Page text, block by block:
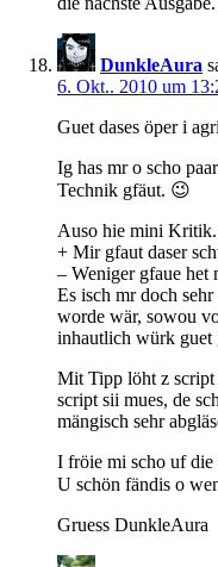
DunkleAura
6. Okt.. 2010 um
Guet dases öper i
Ig has mr o scho
Technik gfäut. 😉
Auso hie mini Kritik.
+ Mir gfaut daser
– Weniger gfaue het
Es isch mr doch
worde wär, sowou
inhautlich würk guet
Mit Tipp löht z script
script sii mues, de
mängisch sehr
I fröie mi scho uf die
U schön fändis o
Gruess DunkleAura